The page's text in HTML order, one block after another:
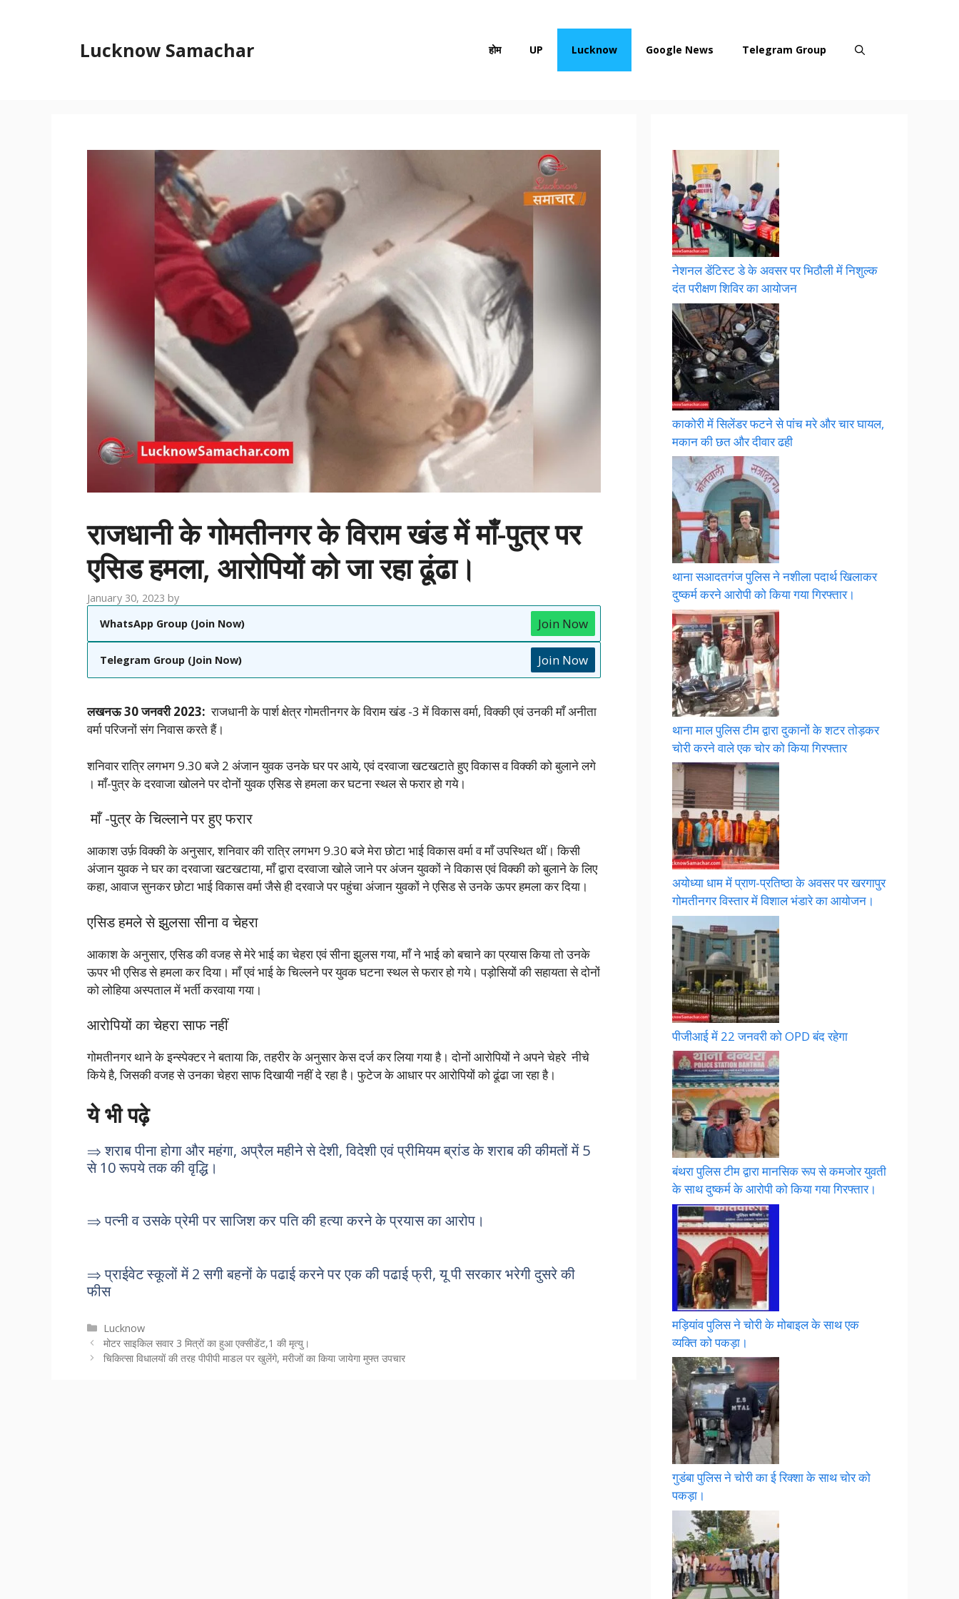
Lucknow Samachar होम UP Lucknow Google News Telegram Group
राजधानी के गोमतीनगर के विराम खंड में माँ-पुत्र पर
एसिड हमला, आरोपियों को जा रहा ढूंढा।
January 30, 2023 by
WhatsApp Group (Join Now)
Join Now
Telegram Group (Join Now) Join Now
लखनऊ 30 जनवरी 2023:राजधानी के पार्श क्षेत्र गोमतीनगर के विराम खंड -3 में विकास वर्मा, विक्की एवं उनकी माँ अनीता
वर्मा परिजनों संगनिवास करते हैं।
शनिवार रात्रि लगभग 9.30 बजे 2 अंजान युवक उनके घर पर आये, एवं दरवाजा खटखटाते हुए विकास व विक्की को बुलाने लगे
। माँ-पुत्र के दरवाजा खोलने पर दोनों युवक एसिड से हमला कर घटना स्थल से फरार हो गये।
माँ -पुत्र के चिल्लाने पर हुए फरार
आकाश उर्फ़ विक्की के अनुसार, शनिवार की रात्रि लगभग 9.30 बजे मेरा छोटा भाई विकास वर्मा व माँ उपस्थित थीं। किसी
अंजान युवक ने घर का दरवाजा खटखटाया, माँ द्वारा दरवाजा खोले जाने पर अंजन युवकों ने विकास एवं विक्की को बुलाने के लिए
कहा, आवाज सुनकर छोटा भाई विकास वर्मा जैसे ही दरवाजे पर पहुंचा अंजान युवकों ने एसिड से उनके ऊपर हमला कर दिया।
एसिड हमले से झुलसा सीना व चेहरा
आकाश के अनुसार, एसिड की वजह से मेरे भाई का चेहरा एवं सीना झुलस गया, माँ ने भाई को बचाने का प्रयास किया तो उनके
ऊपर भी एसिड से हमला कर दिया।माँ एवं भाई के चिल्लने पर युवक घटना स्थल से फरार हो गये। पड़ोसियों की सहायता से दोनों
को लोहिया अस्पताल में भर्ती करवाया गया।
आरोपियों का चेहरा साफ नहीं
गोमतीनगर थाने के इन्स्पेक्टर ने बताया कि, तहरीर के अनुसार केस दर्ज कर लिया गया है। दोनों आरोपियों ने अपने चेहरे नीचे
किये है, जिसकी वजह से उनका चेहरा साफ दिखायी नहीं दे रहा है। फुटेज के आधार पर आरोपियों को ढूंढा जा रहा है।
ये भी पढ़े
⇒ शराब पीना होगा और महंगा, अप्रैल महीने से देशी, विदेशी एवं प्रीमियम ब्रांड के शराब की कीमतों में 5
से 10 रूपये तक की वृद्धि।
⇒ पत्नी व उसके प्रेमी पर साजिश कर पति की हत्या करने के प्रयास का आरोप।
⇒ प्राईवेट स्कूलों में 2 सगी बहनों के पढाई करने पर एक की पढाई फ्री, यू पी सरकार भरेगी दुसरे की
फीस
Categories
Lucknow
मोटर साइकिल सवार 3 मित्रों का हुआ एक्सीडेंट,1 की मृत्यु।
चिकित्सा विधालयों की तरह पीपीपी माडल पर खुलेंगे, मरीजों का किया जायेगा मुफ्त उपचार
नेशनल डेंटिस्ट डे के अवसर पर भिठौली में निशुल्क
दंत परीक्षण शिविर का आयोजन
काकोरी में सिलेंडर फटने से पांच मरे और चार घायल,
मकान की छत और दीवार ढही
थाना सआदतगंज पुलिस ने नशीला पदार्थ खिलाकर
दुष्कर्म करने आरोपी को किया गया गिरफ्तार।
थाना माल पुलिस टीम द्वारा दुकानों के शटर तोड़कर
चोरी करने वाले एक चोर को किया गिरफ्तार
अयोध्या धाम में प्राण-प्रतिष्ठा के अवसर पर खरगापुर
गोमतीनगर विस्तार में विशाल भंडारे का आयोजन।
पीजीआई में 22 जनवरी को OPD बंद रहेगा
बंथरा पुलिस टीम द्वारा मानसिक रूप से कमजोर युवती
के साथ दुष्कर्म के आरोपी को किया गया गिरफ्तार।
मड़ियांव पुलिस ने चोरी के मोबाइल के साथ एक
व्यक्ति को पकड़ा।
गुडंबा पुलिस ने चोरी का ई रिक्शा के साथ चोर को
पकड़ा।